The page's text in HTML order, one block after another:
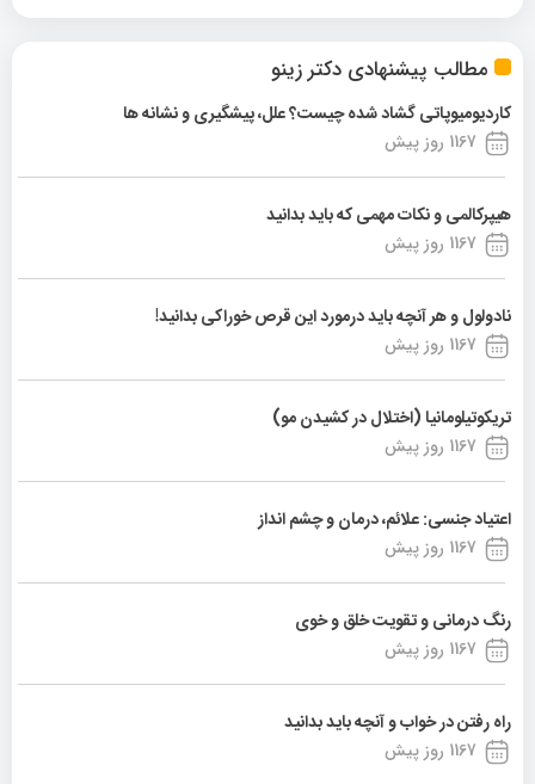
مطالب پیشنهادی دکتر زینو
کاردیومیوپاتی گشاد شده چیست؟ علل، پیشگیری و نشانه ها
1167 روز پیش
هیپرکالمی و نکات مهمی که باید بدانید
1167 روز پیش
نادولول و هر آنچه باید درمورد این قرص خوراکی بدانید!
1167 روز پیش
تریکوتیلومانیا (اختلال در کشیدن مو)
1167 روز پیش
اعتیاد جنسی: علائم، درمان و چشم انداز
1167 روز پیش
رنگ درمانی و تقویت خلق و خوی
1167 روز پیش
راه رفتن در خواب و آنچه باید بدانید
1167 روز پیش